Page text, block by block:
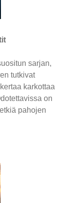
sarjan,
tutkivat
karkottaa
on
pahojen